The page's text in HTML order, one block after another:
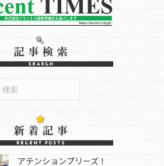
アテンションプリーズ！